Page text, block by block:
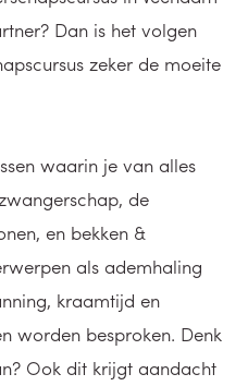
Dan is het volgen
zeker de moeite
waarin je van alles
de
en bekken &
als ademhaling
kraamtijd en
worden besproken. Denk
Ook dit krijgt aandacht